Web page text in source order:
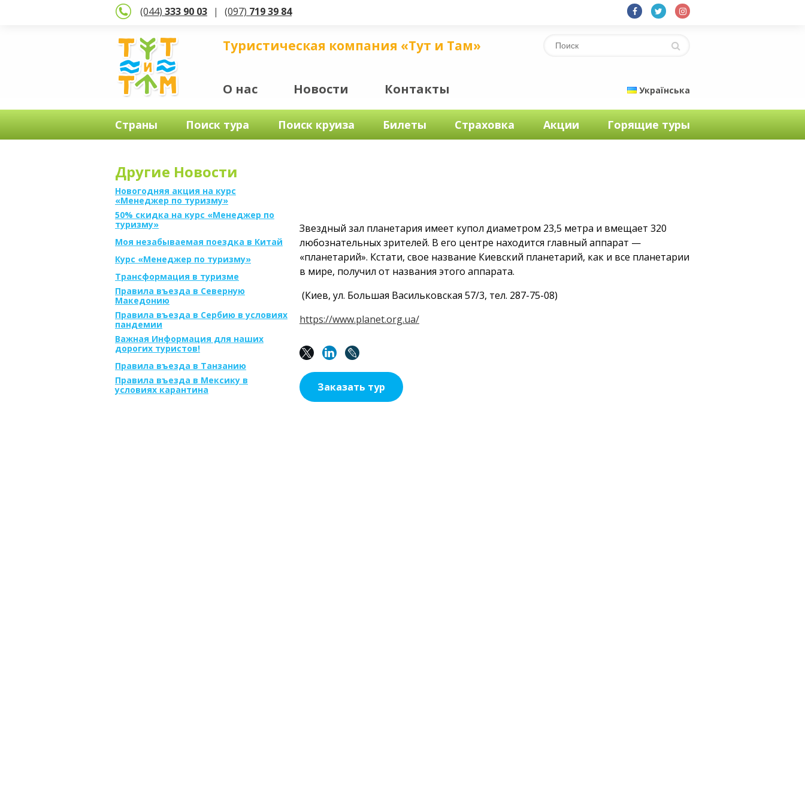
(044) 333 90 03 (097) 719 39 84
Туристическая компания «Тут и Там»
О нас Новости Контакты Українська
Страны Поиск тура Поиск круиза Билеты Страховка Акции Горящие туры
Другие Новости
Новогодняя акция на курс
«Менеджер по туризму»
50% скидка на курс «Менеджер по
туризму»
Моя незабываемая поездка в Китай
Курс «Менеджер по туризму»
Трансформация в туризме
Правила въезда в Северную
Македонию
Правила въезда в Сербию в условиях
пандемии
Важная Информация для наших
дорогих туристов!
Правила въезда в Танзанию
Правила въезда в Мексику в
условиях карантина
Звездный зал планетария имеет купол диаметром 23,5 метра и вмещает 320
любознательных зрителей. В его центре находится главный аппарат —
«планетарий». Кстати, свое название Киевский планетарий, как и все планетарии
в мире, получил от названия этого аппарата.
(Киев, ул. Большая Васильковская 57/3, тел. 287-75-08)
https://www.planet.org.ua/
Заказать тур